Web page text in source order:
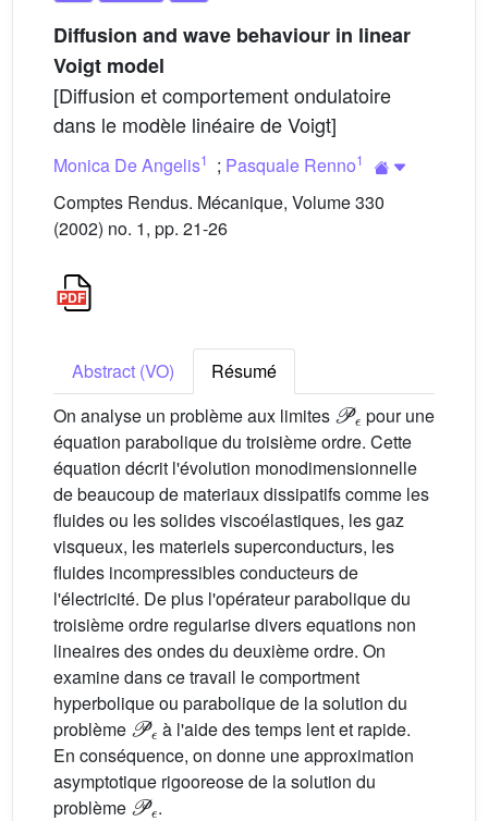
Diffusion and wave behaviour in linear
Voigt model
[Diffusion et comportement ondulatoire
dans le modèle linéaire de Voigt]
Monica De Angelis1 ; Pasquale Renno1
Comptes Rendus. Mécanique, Volume 330
(2002) no. 1, pp. 21-26
Abstract (VO)
Résumé
On analyse un problème aux limites
𝒫ϵ
pour une
équation parabolique du troisième ordre. Cette
équation décrit l'évolution monodimensionnelle
de beaucoup de materiaux dissipatifs comme les
fluides ou les solides viscoélastiques, les gaz
visqueux, les materiels superconducturs, les
fluides incompressibles conducteurs de
l'électricité. De plus l'opérateur parabolique du
troisième ordre regularise divers equations non
lineaires des ondes du deuxième ordre. On
examine dans ce travail le comportment
hyperbolique ou parabolique de la solution du
problème
𝒫ϵ
à l'aide des temps lent et rapide.
En conséquence, on donne une approximation
asymptotique rigooreose de la solution du
problème
𝒫ϵ
.